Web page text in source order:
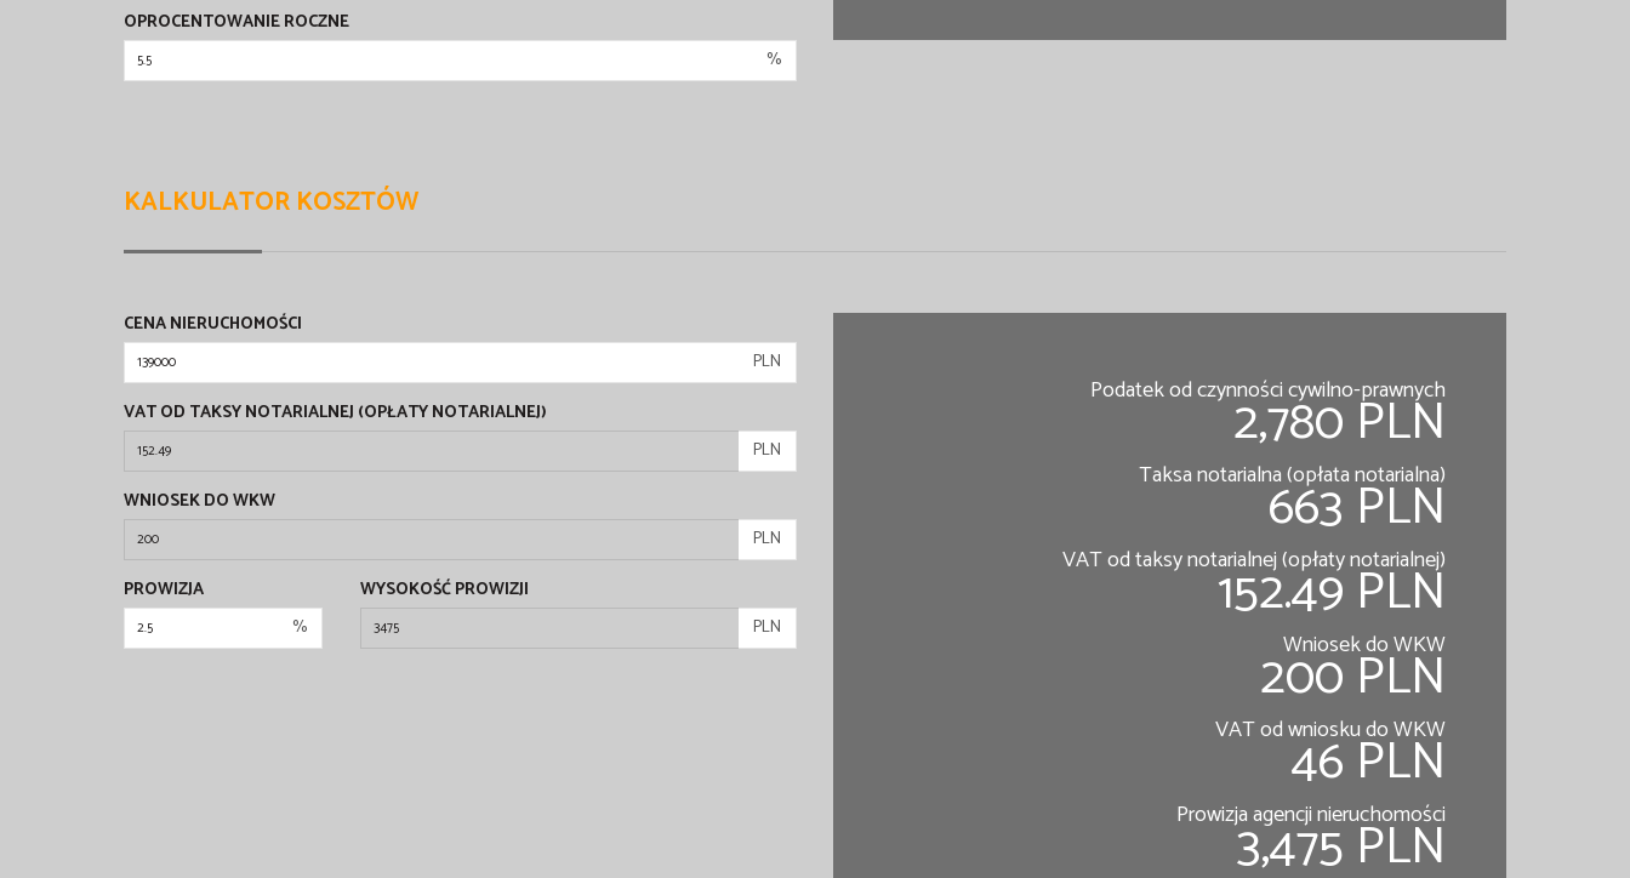
OPROCENTOWANIE ROCZNE
%
KALKULATOR KOSZTÓW
CENA NIERUCHOMOŚCI
PLN
VAT OD TAKSY NOTARIALNEJ (OPŁATY NOTARIALNEJ)
PLN
WNIOSEK DO WKW
PLN
PROWIZJA
%
WYSOKOŚĆ PROWIZJI
PLN
Podatek od czynności cywilno-prawnych
2,780 PLN
Taksa notarialna (opłata notarialna)
663 PLN
VAT od taksy notarialnej (opłaty notarialnej)
152.49 PLN
Wniosek do WKW
200 PLN
VAT od wniosku do WKW
46 PLN
Prowizja agencji nieruchomości
3,475 PLN